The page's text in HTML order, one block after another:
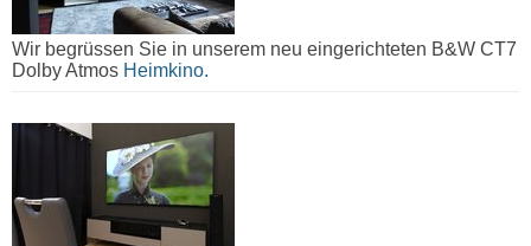
Wir begrüssen Sie in unserem neu eingerichteten B&W CT7
Dolby Atmos Heimkino.